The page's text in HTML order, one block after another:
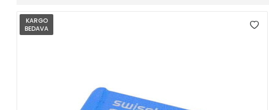
KARGO
BEDAVA